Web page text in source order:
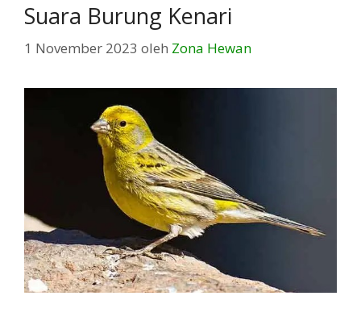
Suara Burung Kenari
1 November 2023 oleh Zona Hewan